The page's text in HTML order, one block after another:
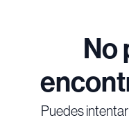
No
Puedes